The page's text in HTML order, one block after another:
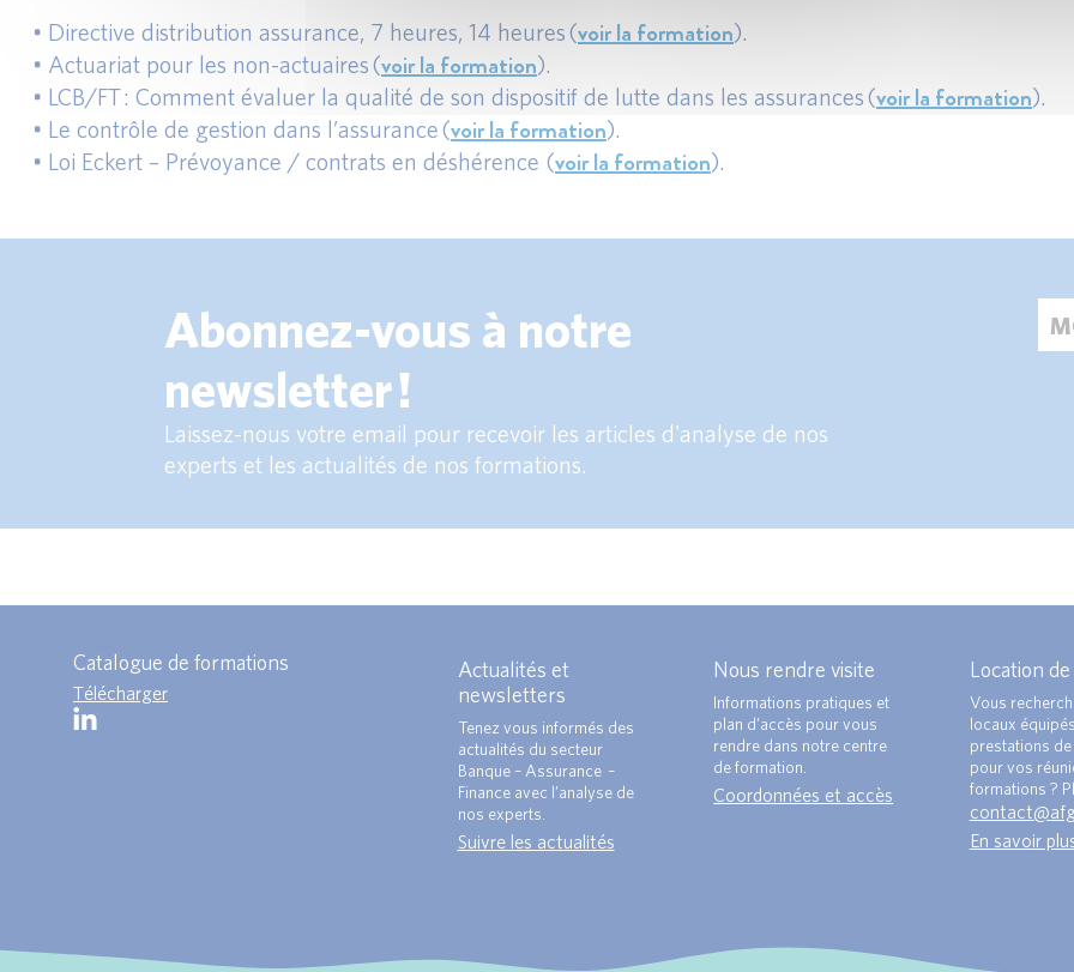
• Directive distribution assurance, 7 heures, 14 heures (voir la formation).
• Actuariat pour les non-actuaires (voir la formation).
• LCB/FT : Comment évaluer la qualité de son dispositif de lutte dans les assurances (voir la formation).
• Le contrôle de gestion dans l’assurance (voir la formation).
• Loi Eckert – Prévoyance / contrats en déshérence (voir la formation).
Abonnez-vous à notre
newsletter !
Laissez-nous votre email pour recevoir les articles d'analyse de nos
experts et les actualités de nos formations.
Catalogue de formations
Télécharger
Actualités et
newsletters
Tenez vous informés des
actualités du secteur
Banque – Assurance –
Finance avec l’analyse de
nos experts.
Suivre les actualités
Nous rendre visite
Informations pratiques et
plan d’accès pour vous
rendre dans notre centre
de formation.
Coordonnées et accès
Location
Vous
locaux
prestations
pour vos
formations ?
En savoir